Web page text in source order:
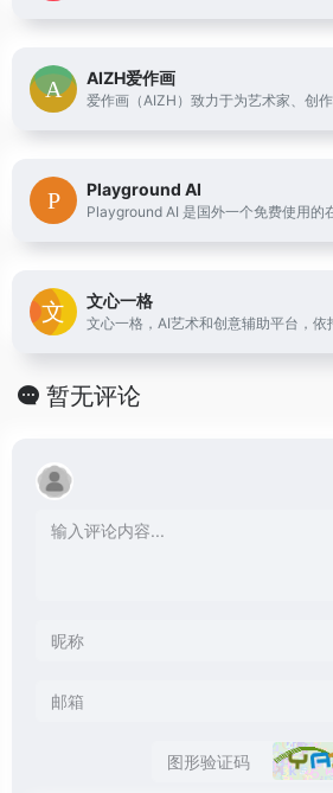
AIZH爱作画
Playground AI
文心一格
暂无评论